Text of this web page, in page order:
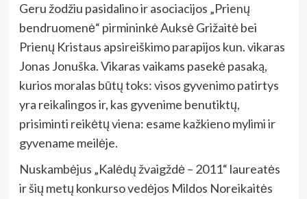
Geru žodžiu pasidalino ir asociacijos „Prienų
bendruomenė“ pirmininkė Auksė Grižaitė bei
Prienų Kristaus apsireiškimo parapijos kun. vikaras
Jonas Jonuška. Vikaras vaikams pasekė pasaką,
kurios moralas būtų toks: visos gyvenimo patirtys
yra reikalingos ir, kas gyvenime benutiktų,
prisiminti reikėtų viena: esame kažkieno mylimi ir
gyvename meilėje.
Nuskambėjus „Kalėdų žvaigždė – 2011“ laureatės
ir šių metų konkurso vedėjos Mildos Noreikaitės